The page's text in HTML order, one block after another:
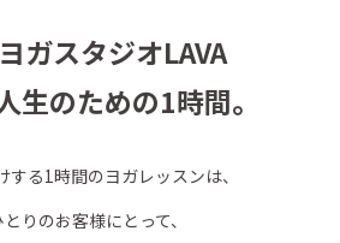
ガスタジオLAVA
生のための1時間。
する1時間のヨガレッスンは、
りのお客様にとって、